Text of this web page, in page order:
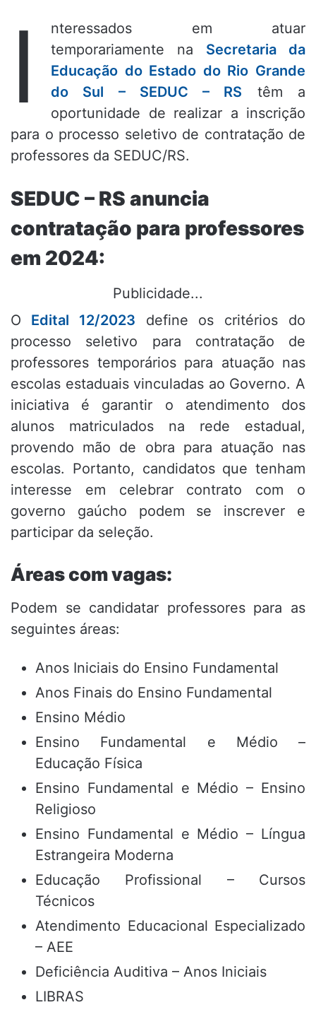
I
nteressados em atuar
temporariamente na Secretaria da
Educação do Estado do Rio Grande
do Sul – SEDUC – RS têm a
oportunidade de realizar a inscrição
para o processo seletivo de contratação de
professores da SEDUC/RS.
SEDUC – RS anuncia
contratação para professores
em 2024:
Publicidade...
O Edital 12/2023 define os critérios do
processo seletivo para contratação de
professores temporários para atuação nas
escolas estaduais vinculadas ao Governo. A
iniciativa é garantir o atendimento dos
alunos matriculados na rede estadual,
provendo mão de obra para atuação nas
escolas. Portanto, candidatos que tenham
interesse em celebrar contrato com o
governo gaúcho podem se inscrever e
participar da seleção.
Áreas com vagas:
Podem se candidatar professores para as
seguintes áreas:
Anos Iniciais do Ensino Fundamental
Anos Finais do Ensino Fundamental
Ensino Médio
Ensino Fundamental e Médio –
Educação Física
Ensino Fundamental e Médio – Ensino
Religioso
Ensino Fundamental e Médio – Língua
Estrangeira Moderna
Educação Profissional – Cursos
Técnicos
Atendimento Educacional Especializado
– AEE
Deficiência Auditiva – Anos Iniciais
LIBRAS